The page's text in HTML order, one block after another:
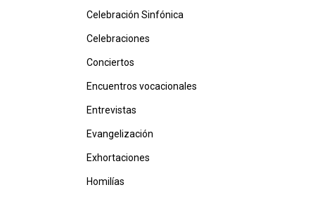
Celebración Sinfónica
Celebraciones
Conciertos
Encuentros vocacionales
Entrevistas
Evangelización
Exhortaciones
Homilías